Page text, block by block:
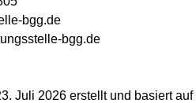
bgg.de
bgg.de
Juli 2026 erstellt und basiert auf